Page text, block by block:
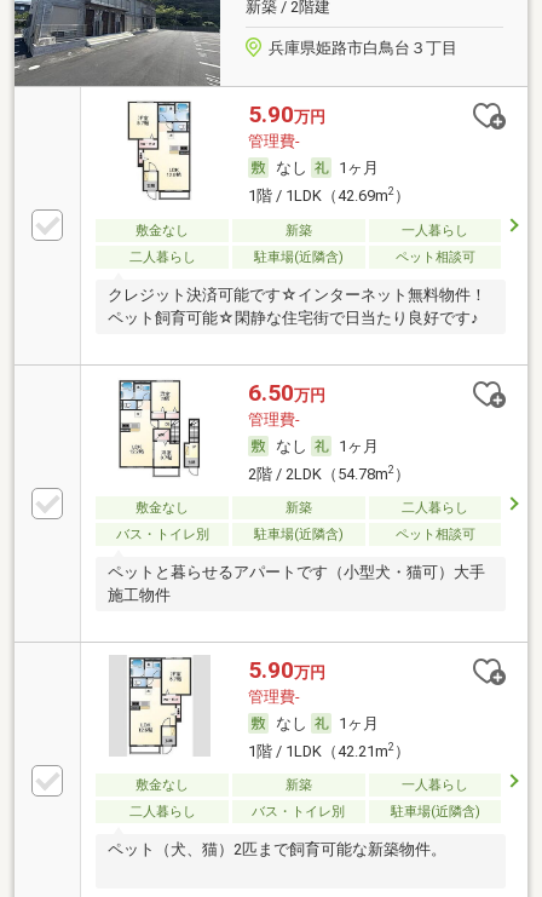
新築 / 2階建
兵庫県姫路市白鳥台３丁目
5.90万円
管理費-
なし
1ヶ月
1階 / 1LDK（42.69m2）
敷金なし 新築
一人暮らし
二人暮らし
駐車場(近隣含) ペット相談可
クレジット決済可能です☆インターネット無料物件！
ペット飼育可能☆閑静な住宅街で日当たり良好です♪
6.50万円
管理費-
なし
1ヶ月
2階 / 2LDK（54.78m2）
敷金なし 新築
二人暮らし
バス・トイレ別
駐車場(近隣含) ペット相談可
ペットと暮らせるアパートです（小型犬・猫可）大手
施工物件
5.90万円
管理費-
なし
1ヶ月
1階 / 1LDK（42.21m2）
敷金なし 新築
一人暮らし
二人暮らし
バス・トイレ別 駐車場(近隣含)
ペット（犬、猫）2匹まで飼育可能な新築物件。